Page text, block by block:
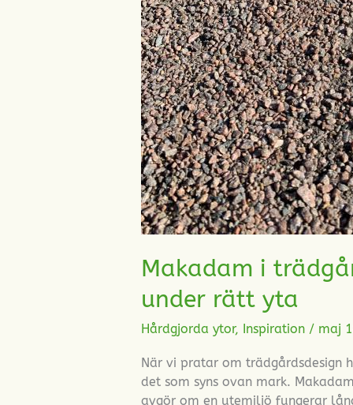
Makadam i
under rätt yta
Hårdgjorda ytor, Inspiration/ maj
När vi pratar om trädgårdsdesign
det som syns ovan mark.
avgör om en utemiljö fungerar